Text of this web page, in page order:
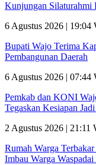
Kunjungan Silaturahmi
6 Agustus 2026 | 19:04
Bupati Wajo Terima
Pembangunan Daerah
6 Agustus 2026 | 07:44
Pemkab dan KONI
Tegaskan Kesiapan
2 Agustus 2026 | 21:11
Rumah Warga
Imbau Warga